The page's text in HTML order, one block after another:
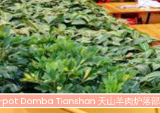
Domba Tianshan 天山羊肉炉落部